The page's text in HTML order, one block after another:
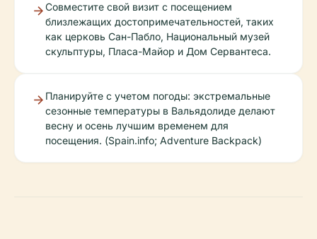
Совместите свой визит с посещением
близлежащих достопримечательностей, таких
как церковь Сан-Пабло, Национальный музей
скульптуры, Пласа-Майор и Дом Сервантеса.
Планируйте с учетом погоды: экстремальные
сезонные температуры в Вальядолиде делают
весну и осень лучшим временем для
посещения. (Spain.info; Adventure Backpack)